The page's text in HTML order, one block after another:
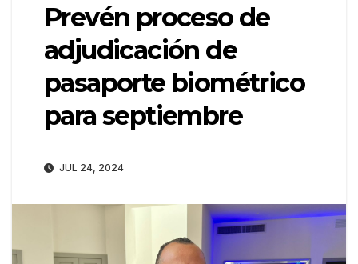
Prevén proceso de
adjudicación de
pasaporte biométrico
para septiembre
JUL 24, 2024